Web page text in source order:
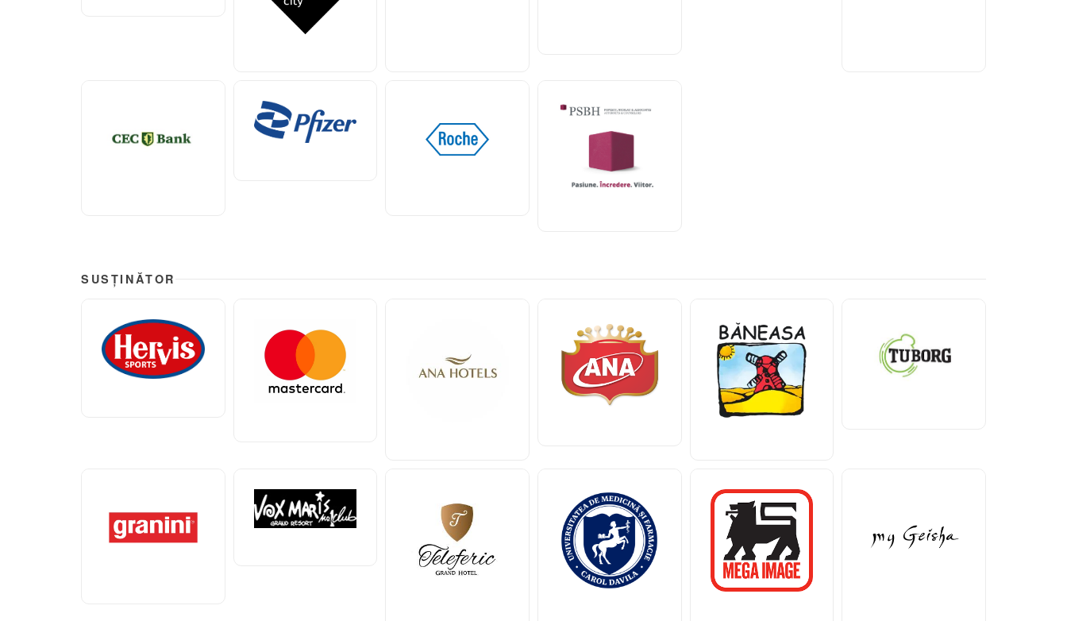
SUSȚINĂTOR